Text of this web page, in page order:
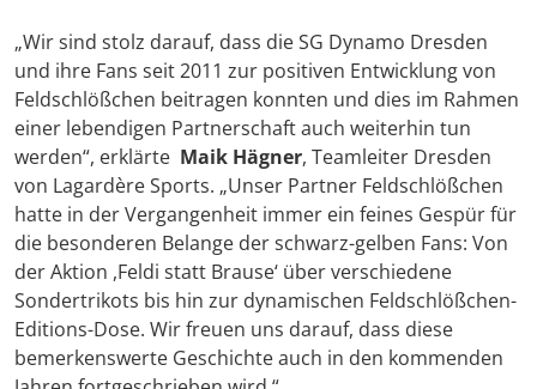
„Wir sind stolz darauf, dass die SG Dynamo Dresden
und ihre Fans seit 2011 zur positiven Entwicklung von
Feldschlößchen beitragen konnten und dies im Rahmen
einer lebendigen Partnerschaft auch weiterhin tun
werden“, erklärte Maik Hägner, Teamleiter Dresden
von Lagardère Sports. „Unser Partner Feldschlößchen
hatte in der Vergangenheit immer ein feines Gespür für
die besonderen Belange der schwarz-gelben Fans: Von
der Aktion ,Feldi statt Brause‘ über verschiedene
Sondertrikots bis hin zur dynamischen Feldschlößchen-
Editions-Dose. Wir freuen uns darauf, dass diese
bemerkenswerte Geschichte auch in den kommenden